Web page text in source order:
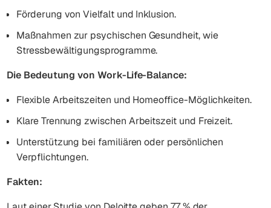
Förderung von Vielfalt und Inklusion.
Maßnahmen zur psychischen Gesundheit, wie
Stressbewältigungsprogramme.
Die Bedeutung von Work-Life-Balance:
Flexible Arbeitszeiten und Homeoffice-Möglichkeiten.
Klare Trennung zwischen Arbeitszeit und Freizeit.
Unterstützung bei familiären oder persönlichen
Verpflichtungen.
Fakten: